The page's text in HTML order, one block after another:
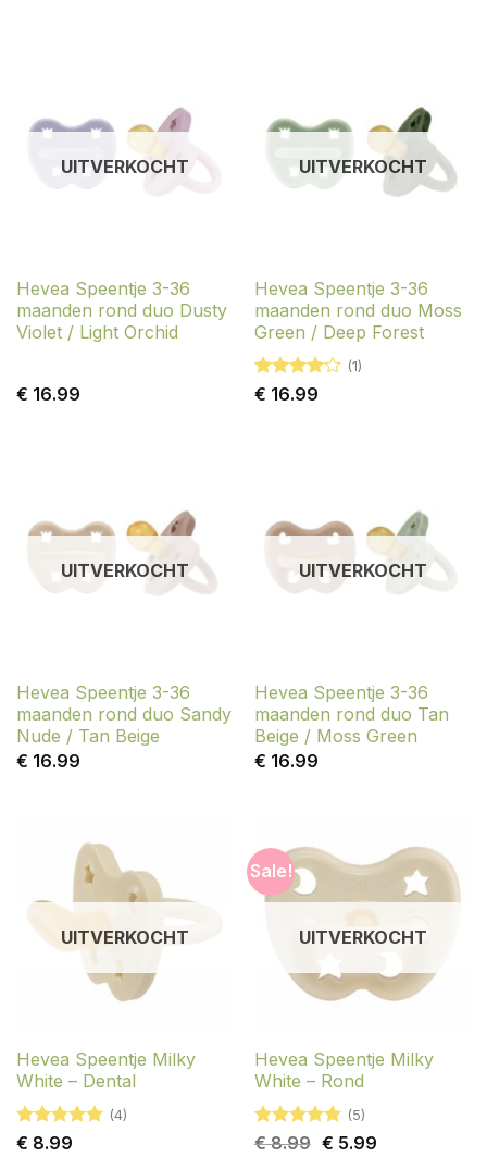
UITVERKOCHT
Hevea Speentje 3-36
maanden rond duo Dusty
Violet / Light Orchid
€ 16.99
UITVERKOCHT
Hevea Speentje 3-36
maanden rond duo Moss
Green / Deep Forest
Gewaardeerd
(1)
€ 16.99
UITVERKOCHT
Hevea Speentje 3-36
maanden rond duo Sandy
Nude / Tan Beige
€ 16.99
UITVERKOCHT
Hevea Speentje 3-36
maanden rond duo Tan
Beige / Moss Green
€ 16.99
UITVERKOCHT
Hevea Speentje Milky
White – Dental
Gewaardeerd
(4)
€ 8.99
Sale!
UITVERKOCHT
Hevea Speentje Milky
White – Rond
Gewaardeerd
(5)
€8.99 Oorspronkelijke
€ 5.99Huidige